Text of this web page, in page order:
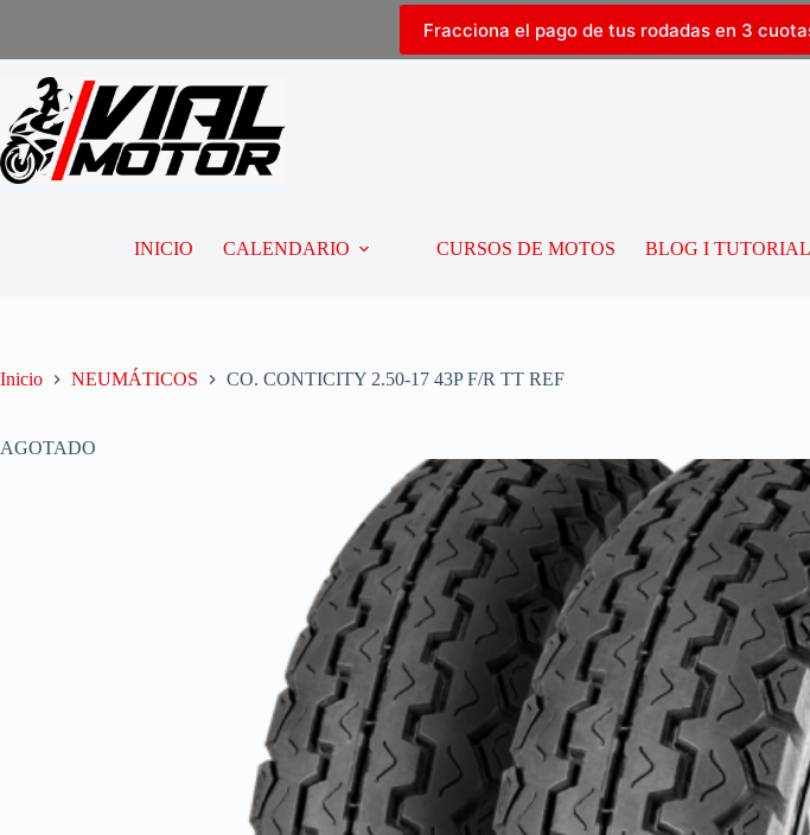
Fracciona el pago de tus rodadas en 3
INICIO CALENDARIO CURSOS DE MOTOS BLOG I
Inicio NEUMÁTICOS CO. CONTICITY 2.50-17 43P F/R TT REF
AGOTADO